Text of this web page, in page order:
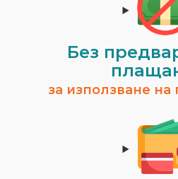
Без
за използване на